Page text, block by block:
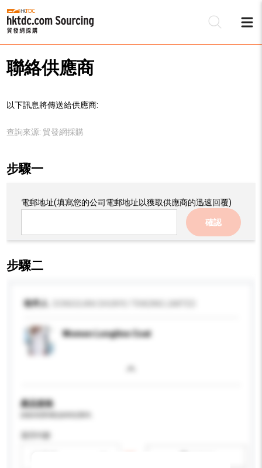
聯絡供應商
以下訊息將傳送給供應商:
查詢來源: 貿發網採購
步驟一
電郵地址(填寫您的公司電郵地址以獲取供應商的迅速回覆)
確認
步驟二
收件人
Women Longline Coat
產品規格
適用年齡